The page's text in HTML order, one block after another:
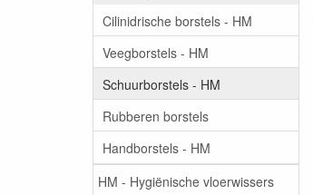
Cilinidrische borstels - HM
Veegborstels - HM
Schuurborstels - HM
Rubberen borstels
Handborstels - HM
HM - Hygiënische vloerwissers